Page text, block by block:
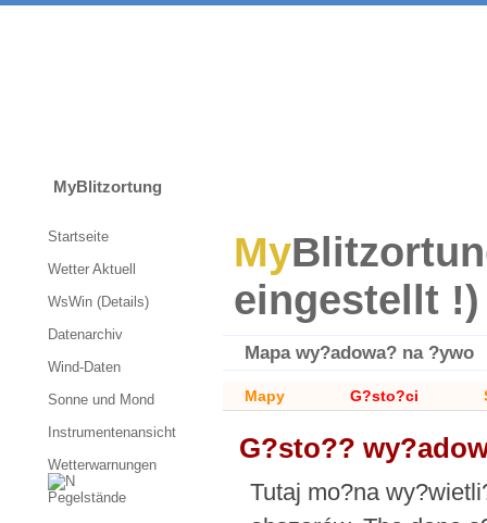
MyBlitzortung
My
eingestellt !)
Mapa wy?adowa? na ?ywo
Mapy G?sto?ci
G?sto??
Tutaj mo?na
Startseite
Wetter Aktuell
WsWin (Details)
Datenarchiv
Wind-Daten
Sonne und Mond
Instrumentenansicht
Wetterwarnungen
Pegelstände